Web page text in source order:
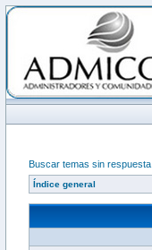
Buscar temas sin respuesta
Índice general